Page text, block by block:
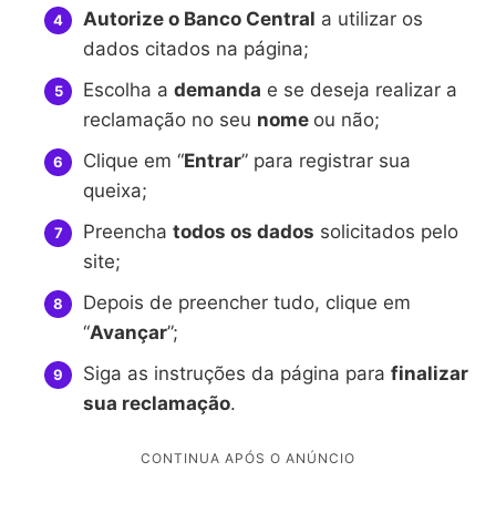
Autorize o Banco Central a utilizar os
dados citados na página;
Escolha a demanda e se deseja realizar a
reclamação no seu nome ou não;
Clique em “Entrar” para registrar sua
queixa;
Preencha todos os dados solicitados pelo
site;
Depois de preencher tudo, clique em
“Avançar”;
Siga as instruções da página para finalizar
sua reclamação.